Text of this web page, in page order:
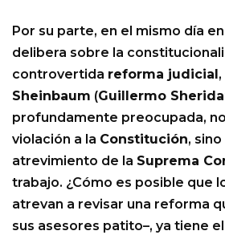
Por su parte, en el mismo día
delibera sobre la
controvertida reforma judicial
Sheinbaum (Guillermo
profundamente preocupada,
violación a la Constitución,
atrevimiento de la Suprema
trabajo. ¿Cómo es posible que
atrevan a revisar una reforma
sus asesores patito–, ya tiene